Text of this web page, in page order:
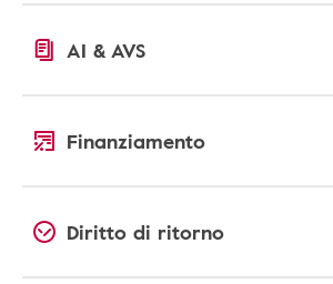
AI & AVS
Finanziamento
Diritto di ritorno